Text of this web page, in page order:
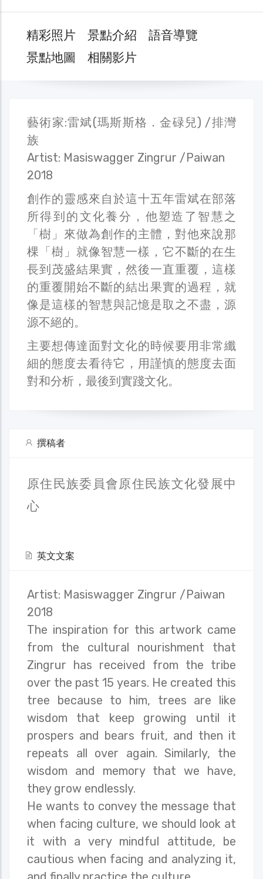
精彩照片 景點介紹
語音導覽
景點地圖
相關影片
藝術家:雷斌(瑪斯斯格．金碌兒) /排灣
族
Artist: Masiswagger Zingrur /Paiwan
2018
創作的靈感來自於這十五年雷斌在部落
所得到的文化養分，他塑造了智慧之
「樹」來做為創作的主體，對他來說那
棵「樹」就像智慧一樣，它不斷的在生
長到茂盛結果實，然後一直重覆，這樣
的重覆開始不斷的結出果實的過程，就
像是這樣的智慧與記憶是取之不盡，源
源不絕的。
主要想傳達面對文化的時候要用非常纖
細的態度去看待它，用謹慎的態度去面
對和分析，最後到實踐文化。
撰稿者
原住民族委員會原住民族文化發展中
心
英文文案
Artist: Masiswagger Zingrur /Paiwan
2018
The inspiration for this artwork came
from the cultural nourishment that
Zingrur has received from the tribe
over the past 15 years. He created this
tree because to him, trees are like
wisdom that keep growing until it
prospers and bears fruit, and then it
repeats all over again. Similarly, the
wisdom and memory that we have,
they grow endlessly.
He wants to convey the message that
when facing culture, we should look at
it with a very mindful attitude, be
cautious when facing and analyzing it,